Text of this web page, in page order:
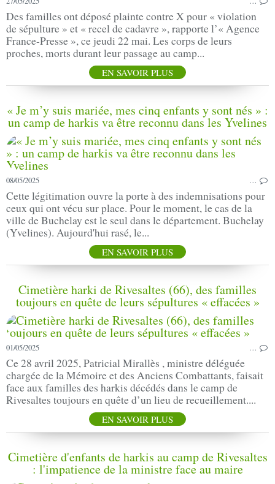
Des familles ont déposé plainte contre X pour « violation
de sépulture » et « recel de cadavre », rapporte l’« Agence
France-Presse », ce jeudi 22 mai. Les corps de leurs
proches, morts durant leur passage au camp...
EN SAVOIR PLUS
« Je m’y suis mariée, mes cinq enfants y sont nés » :
un camp de harkis va être reconnu dans les Yvelines
08/05/2025 …
Cette légitimation ouvre la porte à des indemnisations pour
ceux qui ont vécu sur place. Pour le moment, le cas de la
ville de Buchelay est le seul dans le département. Buchelay
(Yvelines). Aujourd'hui rasé, le...
EN SAVOIR PLUS
Cimetière harki de Rivesaltes (66), des familles
toujours en quête de leurs sépultures « effacées »
01/05/2025 …
Ce 28 avril 2025, Patricial Mirallès , ministre déléguée
chargée de la Mémoire et des Anciens Combattants, faisait
face aux familles des harkis décédés dans le camp de
Rivesaltes toujours en quête d’un lieu de recueillement....
EN SAVOIR PLUS
Cimetière d'enfants de harkis au camp de Rivesaltes
: l'impatience de la ministre face au maire